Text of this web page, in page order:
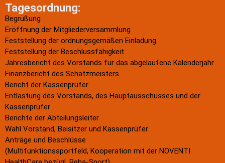
Sektion Bergsteigen
Statistisches
Aufnahmeantrag
Änderungsantrag
Mitgliedsbeitrag
Datenschutzordnung
Shop
Tagesordnung:
Begrüßung
Eröffnung der Mitgliederversammlung
Feststellung der ordnungsgemäßen Einladung
Feststellung der Beschlussfähigkeit
Jahresbericht des Vorstands für das abgelaufene Kalenderjahr
Finanzbericht des Schatzmeisters
Bericht der Kassenprüfer
Entlastung des Vorstands, des Hauptausschusses und der
Kassenprüfer
Berichte der Abteilungsleiter
Wahl Vorstand, Beisitzer und Kassenprüfer
Anträge und Beschlüsse
(Multifunktionssportfeld, Kooperation mit der NOVENTI